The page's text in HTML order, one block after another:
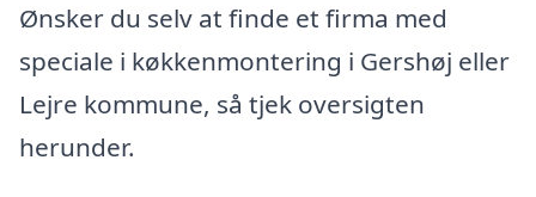
Ønsker du selv at finde et firma med
speciale i køkkenmontering i Gershøj eller
Lejre kommune, så tjek oversigten
herunder.